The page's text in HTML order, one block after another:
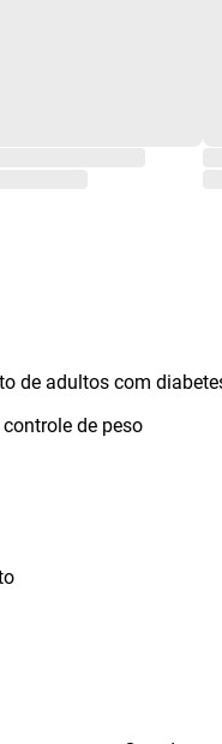
de adultos com
de peso